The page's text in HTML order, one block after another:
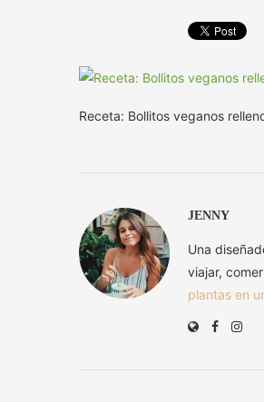
Receta: Bollitos veganos
JENNY
Una
viajar,
plantas en